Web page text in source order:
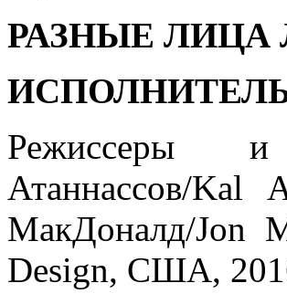
РАЗНЫЕ ЛИЦА
ИСПОЛНИТЕЛЬ
Режиссеры и
Атаннассов/
МакДоналд/Jon
Design, США,